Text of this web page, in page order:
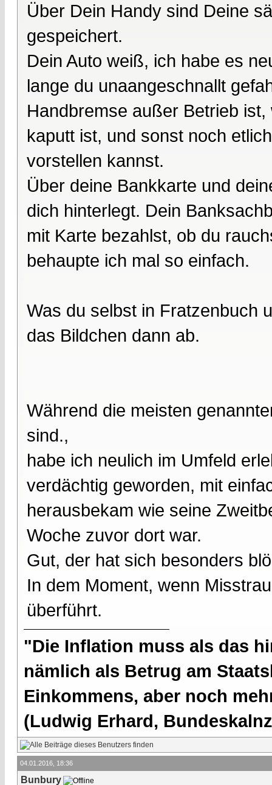
Über Dein Handy sind Deine
gespeichert.
Dein Auto weiß, ich habe es
lange du unaangeschnallt
Handbremse außer Betrieb
kaputt ist, und sonst noch
vorstellen kannst.
Über deine Bankkarte und
dich hinterlegt. Dein
mit Karte bezahlst, ob du
behaupte ich mal so einfach.
Was du selbst in Fratzenbuch
das Bildchen dann ab.
Während die meisten
sind.,
habe ich neulich im Umfeld
verdächtig geworden, mit
herausbekam wie seine
Woche zuvor dort war.
Gut, der hat sich besonders
In dem Moment, wenn
überführt.
"Die Inflation muss als das
nämlich als Betrug am
Einkommens, aber noch
(Ludwig Erhard,
04.01.2016, 18:36
Bunbury